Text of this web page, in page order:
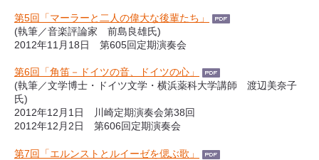
第5回「マーラーと二人の偉大な後輩たち」
(執筆／音楽評論家 前島良雄氏)
2012年11月18日 第605回定期演奏会
第6回「角笛－ドイツの音、ドイツの心」
(執筆／文学博士・ドイツ文学・横浜薬科大学講師 渡辺美奈子
氏)
2012年12月1日 川崎定期演奏会第38回
2012年12月2日 第606回定期演奏会
第7回「エルンストとルイーゼを偲ぶ歌」